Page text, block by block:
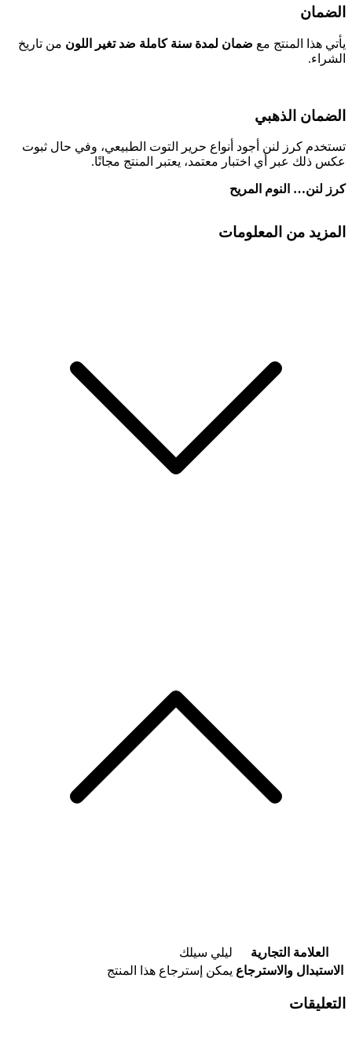
الضمان
يأتي هذا المنتج مع ضمان لمدة سنة كاملة ضد تغير اللون من تاريخ
الشراء.
الضمان الذهبي
تستخدم كرز لنن أجود أنواع حرير التوت الطبيعي، وفي حال ثبوت
عكس ذلك عبر أي اختبار معتمد، يعتبر المنتج مجانًا.
كرز لنن… النوم المريح
المزيد من المعلومات
العلامة التجارية
ليلي سيلك
الاستبدال والاسترجاع يمكن إسترجاع هذا المنتج
التعليقات